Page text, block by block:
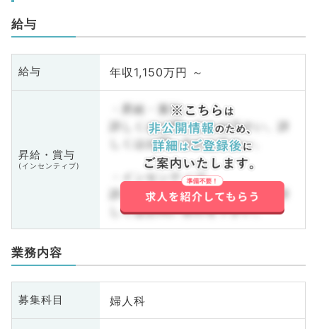
給与
給与 年収1,150万円 ～
昇給・賞与
(インセンティブ)
・昇給・賞与
詳しくはお問い合わせ下さい。詳
しくはお問い合わせ下さい。
・インセンティブ
詳しくはお問い合わせ下さい。詳
しくはお問い合わせ下さい。
業務内容
募集科目 婦人科